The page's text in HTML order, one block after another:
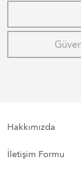
Hakkımızda
İletişim Formu